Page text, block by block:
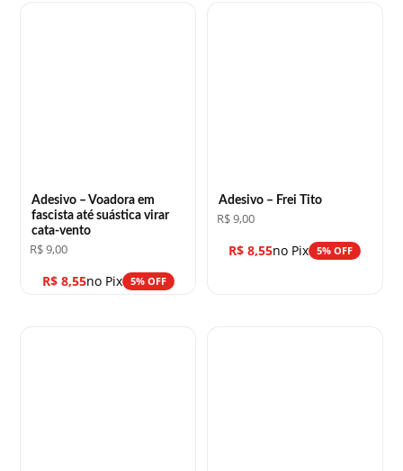
Adesivo – Voadora em
fascista até suástica virar
cata-vento
R$9,00
R$8,55no Pix 5% OFF
Adesivo – Frei Tito
R$9,00
R$ 8,55no Pix 5% OFF